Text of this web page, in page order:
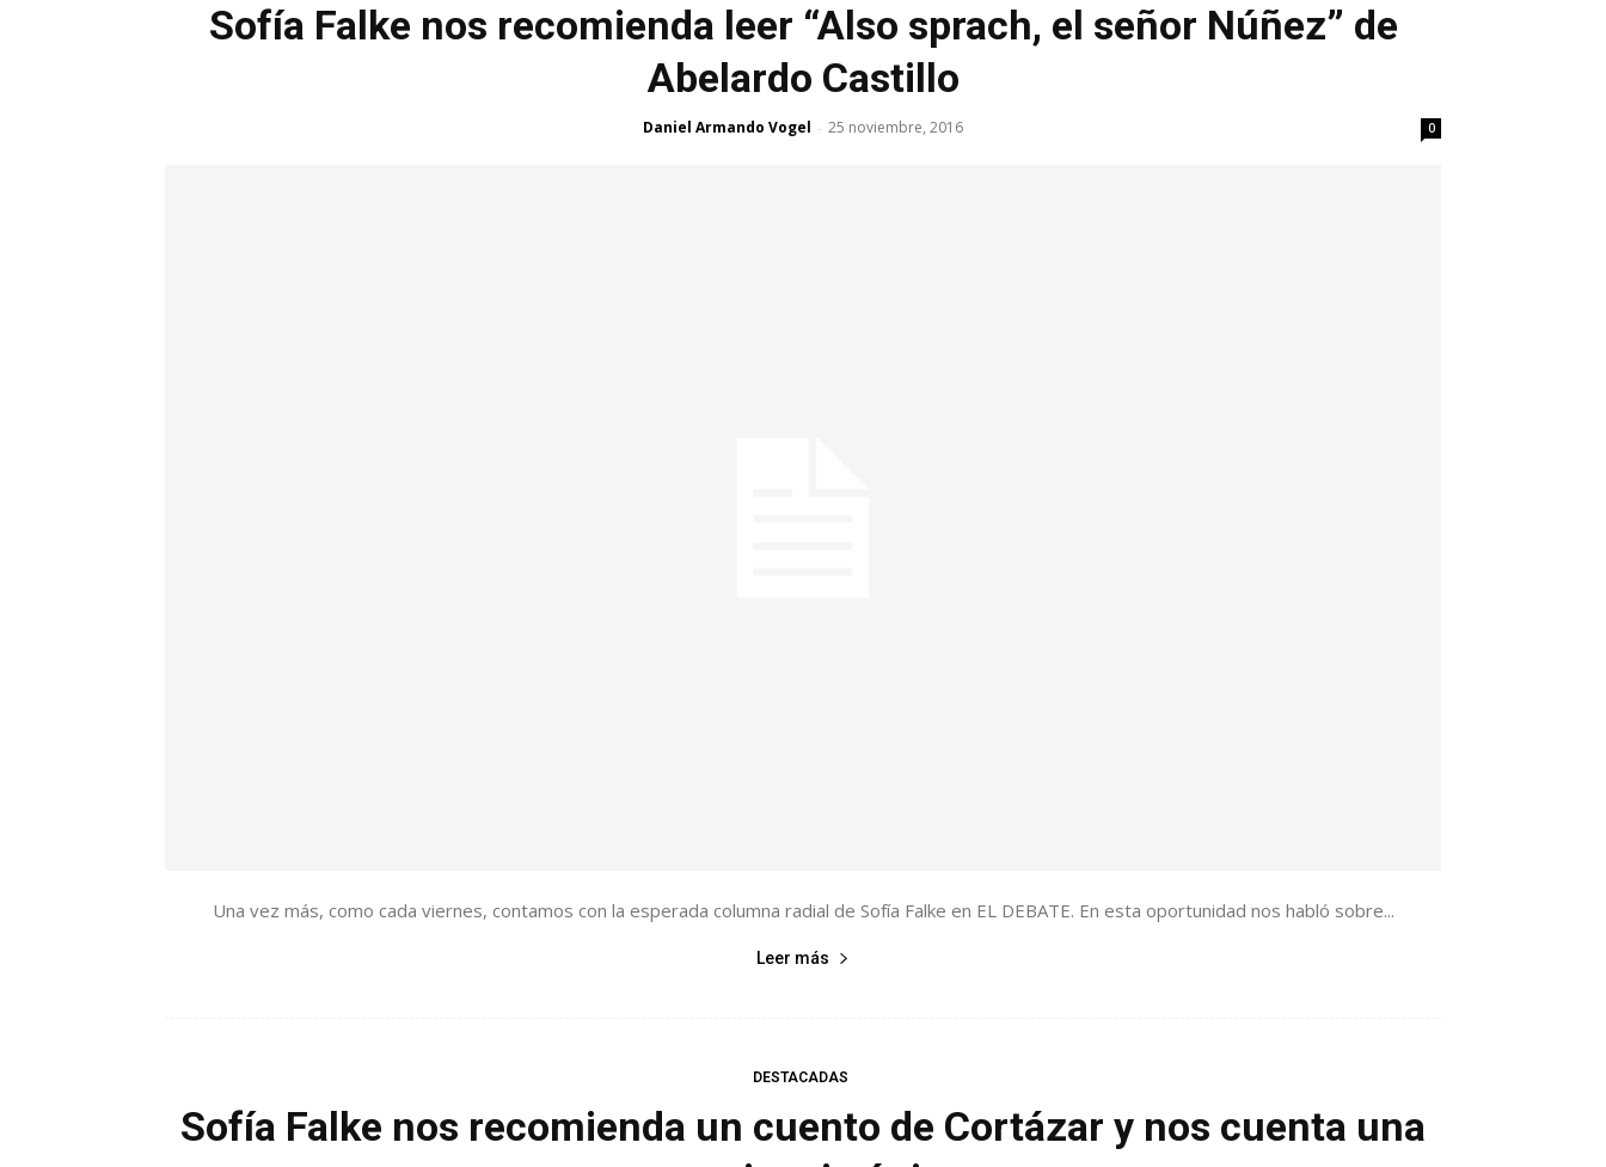
Sofía Falke nos recomienda leer “Also sprach, el señor Núñez” de
Abelardo Castillo
Daniel Armando Vogel - 25 noviembre, 2016 0
Una vez más, como cada viernes, contamos con la esperada columna radial de Sofía Falke en EL DEBATE. En esta oportunidad nos habló sobre...
Leer más
DESTACADAS
Sofía Falke nos recomienda un cuento de Cortázar y nos cuenta una